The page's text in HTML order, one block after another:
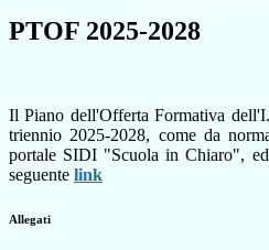
PTOF 2025-2028
Il Piano dell'Offerta Formativa
triennio 2025-2028, come da
portale SIDI "Scuola in Chiaro",
seguente link
Allegati